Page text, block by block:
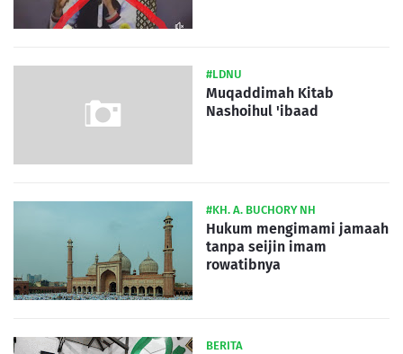
#LDNU
Muqaddimah Kitab
Nashoihul 'ibaad
#KH. A. BUCHORY NH
Hukum mengimami jamaah
tanpa seijin imam
rowatibnya
BERITA